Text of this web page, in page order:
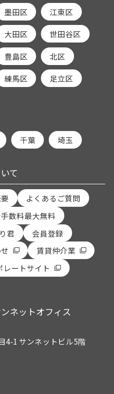
墨田区 江東区
大田区 世田谷区
豊島区 北区
練馬区 足立区
千葉 埼玉
て
よくあるご質問
数料最大無料
君
会員登録
賃貸仲介業
レートサイト
ネットオフィス
4-1 サンネットビル5階